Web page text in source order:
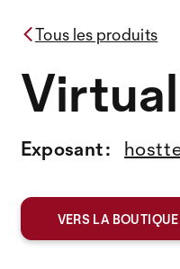
Tous les produits
Exposant :
VERS LA